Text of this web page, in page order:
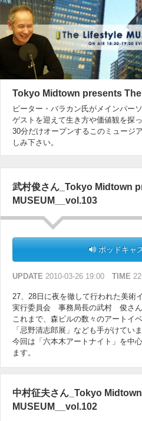
Tokyo Midtown presents
ピーター・バラカン氏がメインパー
ゲストを迎えて生き方や価値観を探
30分だけオープンするこのミュージ
しみ下さい。
武村俊さん_Tokyo Midtown
MUSEUM__vol.103
ポッドキャ
UPDATE 2010-03-26 19:00 TIME
27、28日に夜を徹して行われた美術
実行委員会 事務局長の武村 俊さん
これまで、森ビルの数々のアートイ
「忌野清志郎展」なども手がけていま
今回は「六本木アートナイト」を中
ます。
中村征夫さん_Tokyo
MUSEUM__vol.102